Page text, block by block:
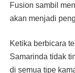
Fusion sambil
akan menjadi
Ketika berbicara
Samarinda tidak
di semua tipe